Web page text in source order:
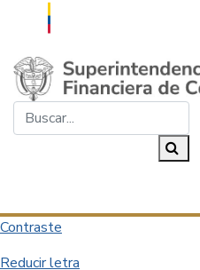
Saltar al contenido principal
Contraste
Reducir letra